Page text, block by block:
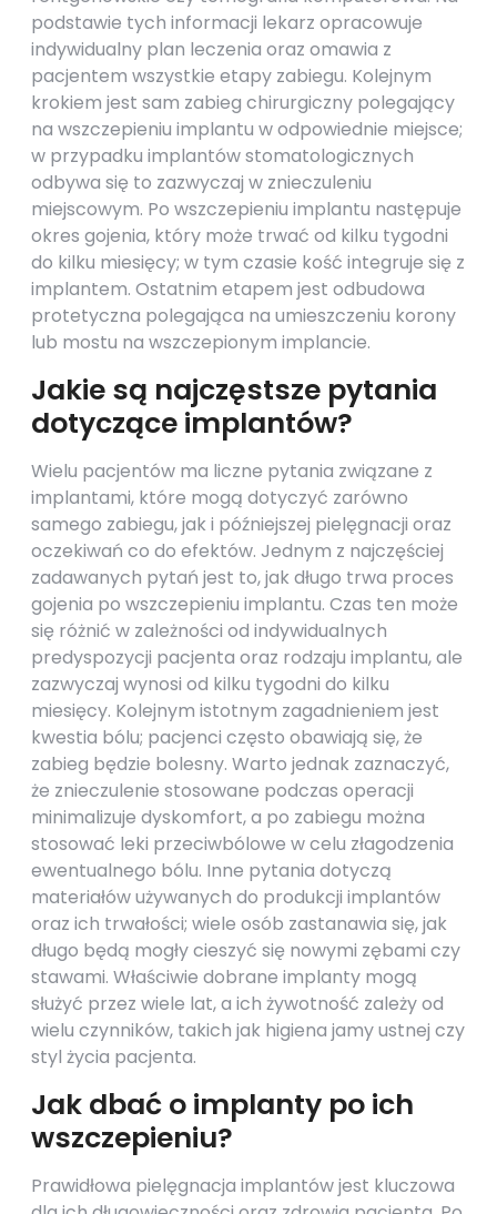
podstawie tych informacji lekarz opracowuje
indywidualny plan leczenia oraz omawia z
pacjentem wszystkie etapy zabiegu. Kolejnym
krokiem jest sam zabieg chirurgiczny polegający
na wszczepieniu implantu w odpowiednie miejsce;
w przypadku implantów stomatologicznych
odbywa się to zazwyczaj w znieczuleniu
miejscowym. Po wszczepieniu implantu następuje
okres gojenia, który może trwać od kilku tygodni
do kilku miesięcy; w tym czasie kość integruje się z
implantem. Ostatnim etapem jest odbudowa
protetyczna polegająca na umieszczeniu korony
lub mostu na wszczepionym implancie.
Jakie są najczęstsze pytania
dotyczące implantów?
Wielu pacjentów ma liczne pytania związane z
implantami, które mogą dotyczyć zarówno
samego zabiegu, jak i późniejszej pielęgnacji oraz
oczekiwań co do efektów. Jednym z najczęściej
zadawanych pytań jest to, jak długo trwa proces
gojenia po wszczepieniu implantu. Czas ten może
się różnić w zależności od indywidualnych
predyspozycji pacjenta oraz rodzaju implantu, ale
zazwyczaj wynosi od kilku tygodni do kilku
miesięcy. Kolejnym istotnym zagadnieniem jest
kwestia bólu; pacjenci często obawiają się, że
zabieg będzie bolesny. Warto jednak zaznaczyć,
że znieczulenie stosowane podczas operacji
minimalizuje dyskomfort, a po zabiegu można
stosować leki przeciwbólowe w celu złagodzenia
ewentualnego bólu. Inne pytania dotyczą
materiałów używanych do produkcji implantów
oraz ich trwałości; wiele osób zastanawia się, jak
długo będą mogły cieszyć się nowymi zębami czy
stawami. Właściwie dobrane implanty mogą
służyć przez wiele lat, a ich żywotność zależy od
wielu czynników, takich jak higiena jamy ustnej czy
styl życia pacjenta.
Jak dbać o implanty po ich
wszczepieniu?
Prawidłowa pielęgnacja implantów jest kluczowa